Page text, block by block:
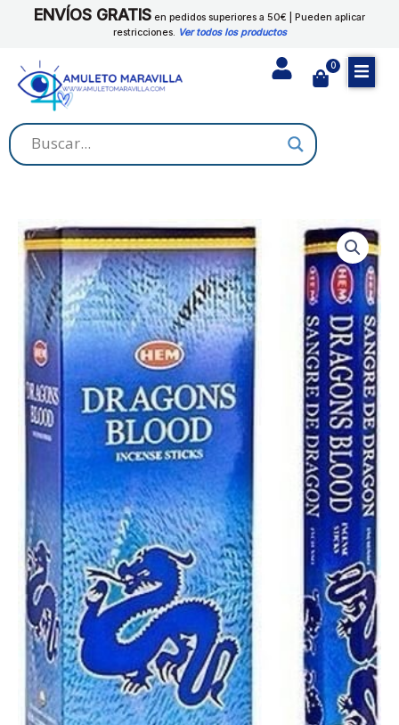
ENVÍOS GRATIS en pedidos superiores a 50€ | Pueden aplicar
restricciones. Ver todos los productos
0
Cart
HEM
-
Incienso
Dragons
Blood
cantidad
Dragons
cantidad